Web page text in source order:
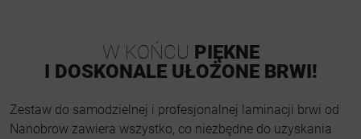
W KOŃCU PIĘKNE
I DOSKONALE UŁOŻONE BRWI!
Zestaw do samodzielnej i profesjonalnej laminacji brwi od
Nanobrow zawiera wszystko, co niezbędne do uzyskania